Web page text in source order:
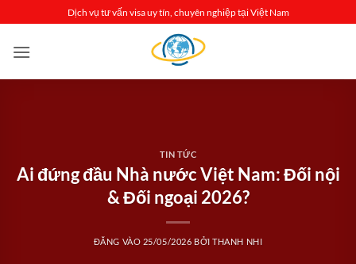
qua
nội
Dịch vụ tư vấn visa uy tín, chuyên nghiệp tại Việt Nam
TIN TỨC
Ai đứng đầu Nhà nước Việt Nam: Đối nội
& Đối ngoại 2026?
ĐĂNG VÀO 25/05/2026 BỞITHANH NHI